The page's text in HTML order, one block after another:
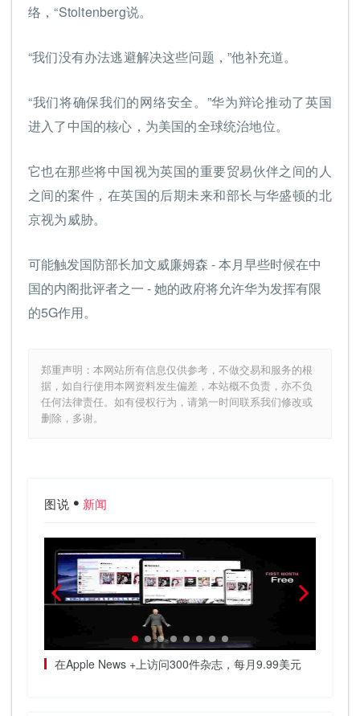
络，“Stoltenberg说。
“我们没有办法逃避解决这些问题，”他补充道。
“我们将确保我们的网络安全。”华为辩论推动了英国
进入了中国的核心，为美国的全球统治地位。
它也在那些将中国视为英国的重要贸易伙伴之间的人
之间的案件，在英国的后期未来和部长与华盛顿的北
京视为威胁。
可能触发国防部长加文威廉姆森 - 本月早些时候在中
国的内阁批评者之一 - 她的政府将允许华为发挥有限
的5G作用。
郑重声明：本网站所有信息仅供参考，不做交易和服务的根
据，如自行使用本网资料发生偏差，本站概不负责，亦不负
任何法律责任。如有侵权行为，请第一时间联系我们修改或
删除，多谢。
图说 新闻
在Apple News +上访问300件杂志，每月9.99美元